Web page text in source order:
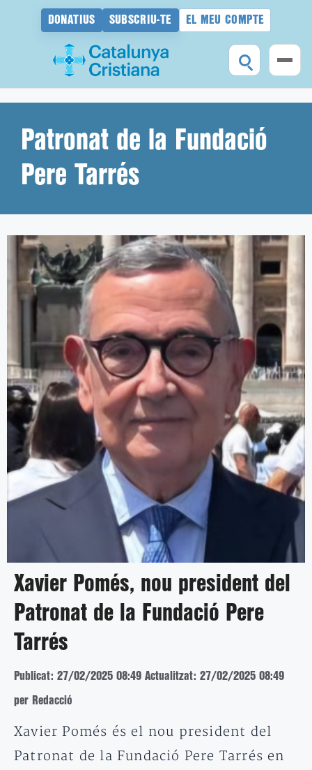
DONATIUS SUBSCRIU-TE EL MEU COMPTE
contingutPatronat de la Fundació
Pere Tarrés
Xavier Pomés, nou president del
Patronat de la Fundació Pere
Tarrés
Publicat: 27/02/2025 08:49 Actualitzat: 27/02/2025 08:49
per Redacció
Xavier Pomés és el nou president del
Patronat de la Fundació Pere Tarrés en